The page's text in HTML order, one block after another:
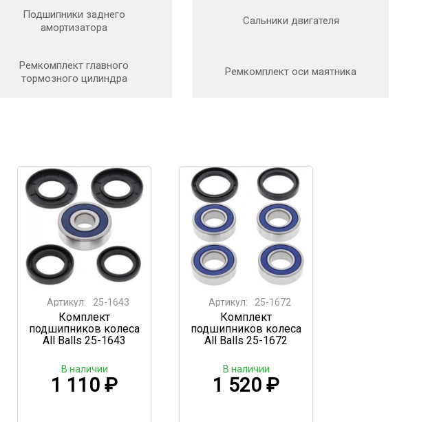
Подшипники заднего
амортизатора
Сальники двигателя
Ремкомплект главного
тормозного цилиндра
Ремкомплект оси маятника
Артикул: 25-1643
Комплект
подшипников колеса
All Balls 25-1643
1 110 ₽
В наличии
Артикул: 25-1672
Комплект
подшипников колеса
All Balls 25-1672
1 520 ₽
В наличии